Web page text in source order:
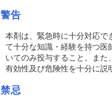
警告
本剤は、緊急時に十分対応で
て十分な知識・経験を持つ医
いてのみ投与すること。また
有効性及び危険性を十分に説
禁忌